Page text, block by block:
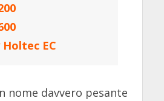
Holtec EC
nome davvero pesante